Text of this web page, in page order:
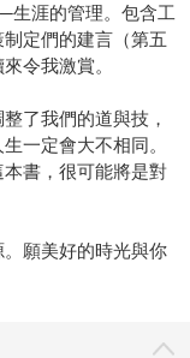
生涯的管理。包含工
定們的建言（第五
令我激賞。
了我們的道與技，
一定會大不相同。
書，很可能將是對
願美好的時光與你